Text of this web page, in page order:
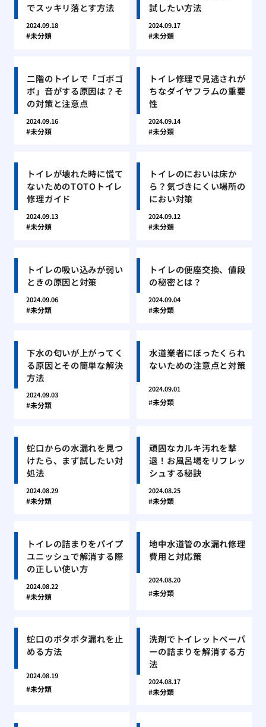
でスッキリ落とす方法
2024.09.18
未分類
試したい方法
2024.09.17
未分類
二階のトイレで「ゴボゴ
ボ」音がする原因は？そ
の対策と注意点
2024.09.16
未分類
トイレ修理で見逃されが
ちなダイヤフラムの重要
性
2024.09.14
未分類
トイレが壊れた時に慌て
ないためのTOTOトイレ
修理ガイド
2024.09.13
未分類
トイレのにおいは床か
ら？気づきにくい場所の
におい対策
2024.09.12
未分類
トイレの吸い込みが弱い
ときの原因と対策
2024.09.06
未分類
トイレの便座交換、値段
の秘密とは？
2024.09.04
未分類
下水の匂いが上がってく
る原因とその簡単な解決
方法
2024.09.03
未分類
水道業者にぼったくられ
ないための注意点と対策
2024.09.01
未分類
蛇口からの水漏れを見つ
けたら、まず試したい対
処法
2024.08.29
未分類
頑固なカルキ汚れを撃
退！お風呂場をリフレッ
シュする秘訣
2024.08.25
未分類
トイレの詰まりをパイプ
ユニッシュで解消する際
の正しい使い方
2024.08.22
未分類
地中水道管の水漏れ修理
費用と対応策
2024.08.20
未分類
蛇口のポタポタ漏れを止
める方法
2024.08.19
未分類
洗剤でトイレットペーパ
ーの詰まりを解消する方
法
2024.08.17
未分類